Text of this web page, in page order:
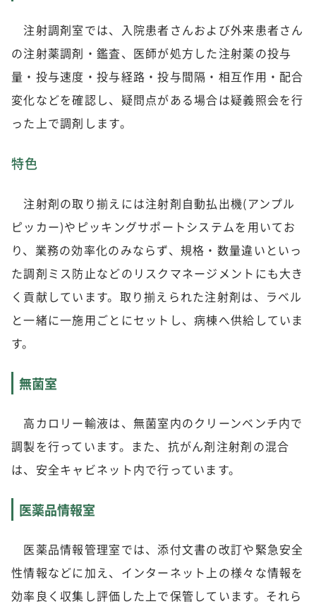
注射調剤室では、入院患者さんおよび外来患者さん
の注射薬調剤・鑑査、医師が処方した注射薬の投与
量・投与速度・投与経路・投与間隔・相互作用・配合
変化などを確認し、疑問点がある場合は疑義照会を行
った上で調剤します。
特色
注射剤の取り揃えには注射剤自動払出機(アンプル
ピッカー)やピッキングサポートシステムを用いてお
り、業務の効率化のみならず、規格・数量違いといっ
た調剤ミス防止などのリスクマネージメントにも大き
く貢献しています。取り揃えられた注射剤は、ラベル
と一緒に一施用ごとにセットし、病棟へ供給していま
す。
無菌室
高カロリー輸液は、無菌室内のクリーンベンチ内で
調製を行っています。また、抗がん剤注射剤の混合
は、安全キャビネット内で行っています。
医薬品情報室
医薬品情報管理室では、添付文書の改訂や緊急安全
性情報などに加え、インターネット上の様々な情報を
効率良く収集し評価した上で保管しています。それら